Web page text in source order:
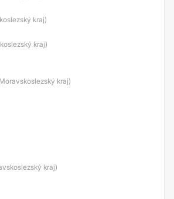
kraj)
kraj)
kraj)
kraj)